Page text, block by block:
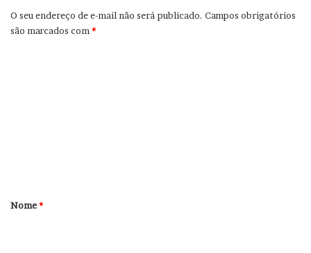
O seu endereço de e-mail não será publicado. Campos obrigatórios
são marcados com*
r
Nome*